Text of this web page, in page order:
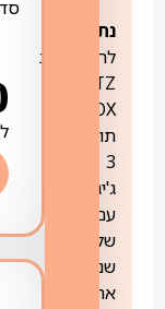
נתב:
לרכוש נתב
FRITZ
תומך
3
ג'יגה,
עם
שלוש
שנות
אחריות,